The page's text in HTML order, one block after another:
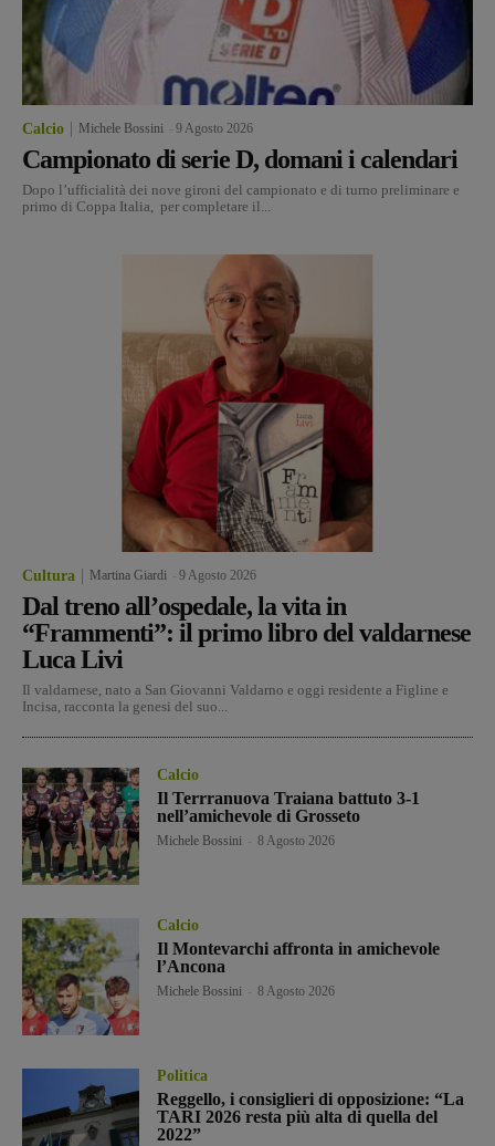
Calcio Michele Bossini 9 Agosto 2026
Campionato di serie D, domani i calendari
Dopo l’ufficialità dei nove gironi del campionato e di turno preliminare e
primo di Coppa Italia, per completare il...
Cultura Martina Giardi 9 Agosto 2026
Dal treno all’ospedale, la vita in
“Frammenti”: il primo libro del valdarnese
Luca Livi
Il valdarnese, nato a San Giovanni Valdarno e oggi residente a Figline e
Incisa, racconta la genesi del suo...
Calcio
Il Terrranuova Traiana battuto 3-1
nell’amichevole di Grosseto
Michele Bossini 8 Agosto 2026
Calcio
Il Montevarchi affronta in amichevole
l’Ancona
Michele Bossini 8 Agosto 2026
Politica
Reggello, i consiglieri di opposizione: “La
TARI 2026 resta più alta di quella del
2022”